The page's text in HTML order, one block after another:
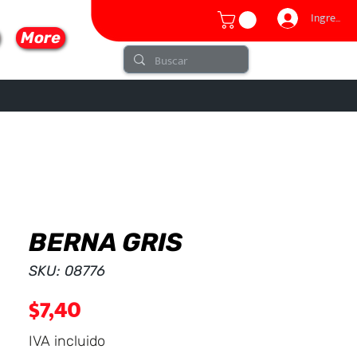
More
Ingresar
BERNA GRIS
SKU: 08776
$7,40
IVA incluido